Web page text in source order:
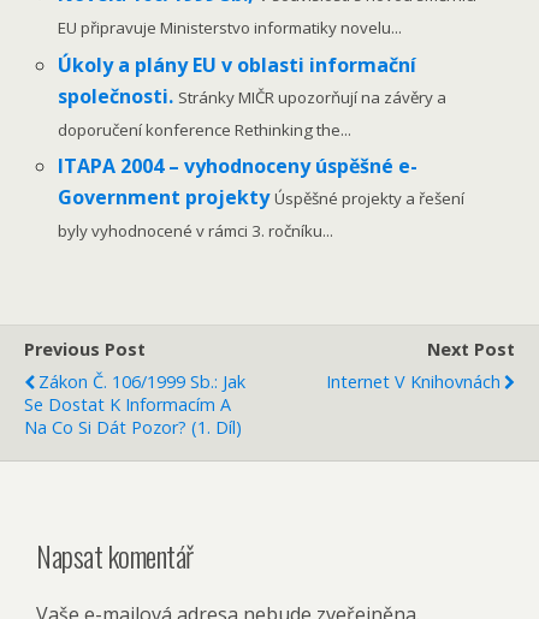
EU připravuje Ministerstvo informatiky novelu...
Úkoly a plány EU v oblasti informační
společnosti. Stránky MIČR upozorňují na závěry a
doporučení konference Rethinking the...
ITAPA 2004 – vyhodnoceny úspěšné e-
Government projektyÚspěšné projekty a řešení
byly vyhodnocené v rámci 3. ročníku...
Previous Post
Zákon Č. 106/1999 Sb.: Jak
Se Dostat K Informacím A
Na Co Si Dát Pozor? (1. Díl)
Next Post
Internet V Knihovnách
Napsat komentář
Vaše e-mailová adresa nebude zveřejněna.